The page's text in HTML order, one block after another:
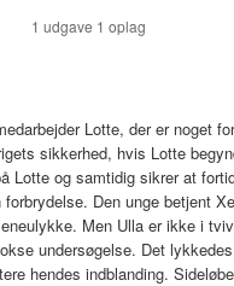
1 udgave 1 oplag
Lotte, der er noget
sikkerhed, hvis Lotte
Lotte og samtidig sikrer at
Den unge betjent
Men Ulla er ikke i
undersøgelse. Det
hendes indblanding.